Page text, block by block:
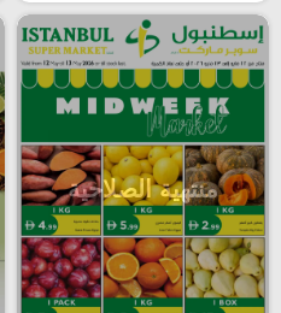
منتهية الصلاحية